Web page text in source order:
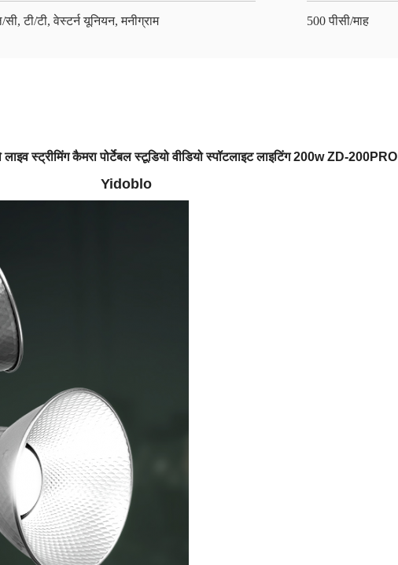
सी, टी/टी, वेस्टर्न यूनियन, मनीग्राम 500 पीसी/माह
स्ट्रीमिंग कैमरा पोर्टेबल स्टूडियो वीडियो स्पॉटलाइट लाइटिंग 200w ZD-200PRO
Yidoblo